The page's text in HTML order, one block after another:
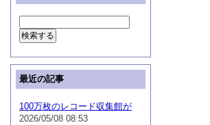
最近の記事
100万枚のレコード収集館が
2026/05/08 08:53